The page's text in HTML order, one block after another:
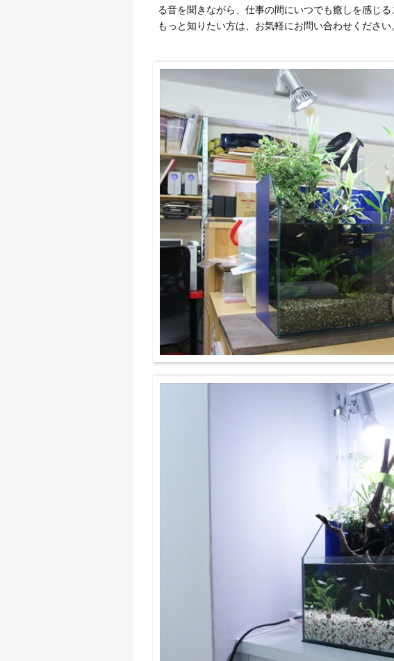
る音を聞きながら、仕事の間にいつでも癒しを感じ
もっと知りたい方は、お気軽にお問い合わせください